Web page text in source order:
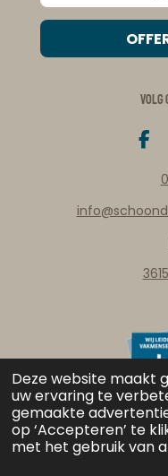
Deze website maakt
uw ervaring te
gemaakte
op ‘Accepteren’ te
met het gebruik van
Volg
F
b
k